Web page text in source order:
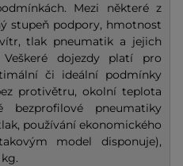
Mezi některé z
stupeň podpory, hmotnost
tlak pneumatik a jejich
dojezdy platí pro
či ideální podmínky
protivětru, okolní teplota
bezprofilové pneumatiky
používání ekonomického
model disponuje),